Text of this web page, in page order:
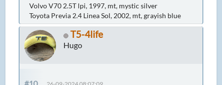
Volvo V70 2.5T lpi, 1997, mt, mystic silver
Toyota Previa 2.4 Linea Sol, 2002, mt, grayish blue
T5-4life
Hugo